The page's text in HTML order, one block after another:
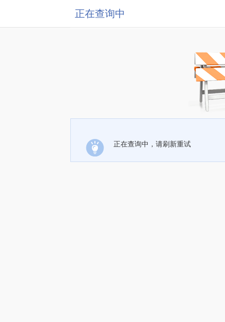
正在查询中
正在查询中，请刷新重试